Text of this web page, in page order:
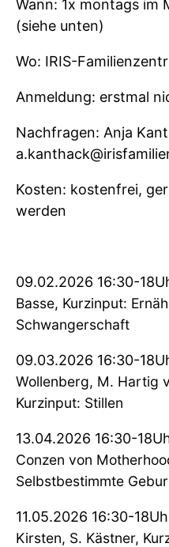
Wann: 1x montags im
(siehe unten)
Wo: IRIS-
Anmeldung: erstmal
Nachfragen: Anja
Kosten: kostenfrei,
werden
09.02.2026 16:30-
Basse, Kurzinput:
Schwangerschaft
09.03.2026 16:30-
Wollenberg, M. Hartig
Kurzinput: Stillen
13.04.2026 16:30-
Conzen von
Selbstbestimmte
11.05.2026 16:30-
Kirsten, S. Kästner,